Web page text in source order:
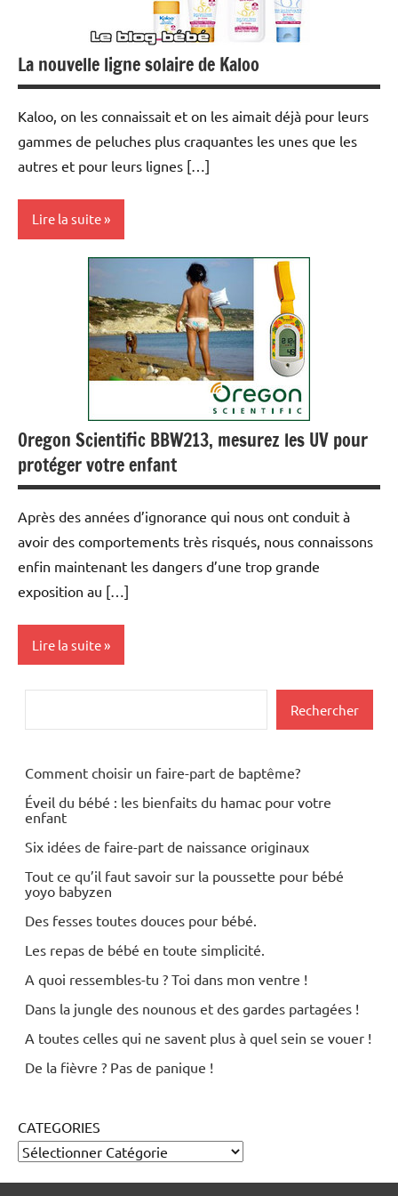
La nouvelle ligne solaire de Kaloo
Kaloo, on les connaissait et on les aimait déjà pour leurs
gammes de peluches plus craquantes les unes que les
autres et pour leurs lignes […]
Lire la suite
Sorties/loisirs
Oregon Scientific BBW213, mesurez les UV pour
protéger votre enfant
Après des années d’ignorance qui nous ont conduit à
avoir des comportements très risqués, nous connaissons
enfin maintenant les dangers d’une trop grande
exposition au […]
Lire la suite
Santé
Shopping
Sorties/loisirs
Rechercher
Comment choisir un faire-part de baptême?
Éveil du bébé : les bienfaits du hamac pour votre
enfant
Six idées de faire-part de naissance originaux
Tout ce qu’il faut savoir sur la poussette pour bébé
yoyo babyzen
Des fesses toutes douces pour bébé.
Les repas de bébé en toute simplicité.
A quoi ressembles-tu ? Toi dans mon ventre !
Dans la jungle des nounous et des gardes partagées !
A toutes celles qui ne savent plus à quel sein se vouer !
De la fièvre ? Pas de panique !
CATEGORIES